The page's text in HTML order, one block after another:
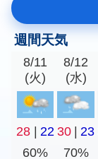
週間天気
8/11
(火)
8/12
(水)
28 | 22 30 | 23
60%
70%